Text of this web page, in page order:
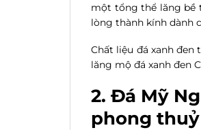
một tổng thể lăng bề
lòng thành kính dành
Chất liệu đá xanh
lăng mộ đá xanh đen
2. Đá Mỹ
phong thuỷ